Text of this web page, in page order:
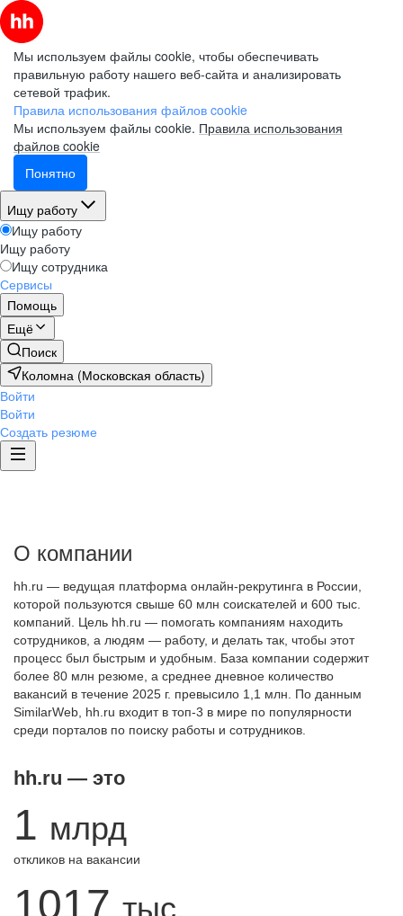
Мы используем файлы cookie, чтобы обеспечивать
правильную работу нашего веб-сайта и анализировать
сетевой трафик.
Правила использования файлов cookie
Мы используем файлы cookie. Правила использования
файлов cookie
Понятно
Ищу работу
Ищу работу
Ищу работу
Ищу сотрудника
Сервисы
Помощь
Ещё
Поиск
Коломна (Московская область)
Войти
Войти
Создать резюме
О компании
hh.ru — ведущая платформа онлайн-рекрутинга в России,
которой пользуются свыше 60 млн соискателей и 600 тыс.
компаний. Цель hh.ru — помогать компаниям находить
сотрудников, а людям — работу, и делать так, чтобы этот
процесс был быстрым и удобным. База компании содержит
более 80 млн резюме, а среднее дневное количество
вакансий в течение 2025 г. превысило 1,1 млн. По данным
SimilarWeb, hh.ru входит в топ-3 в мире по популярности
среди порталов по поиску работы и сотрудников.
hh.ru — это
1 млрд
откликов на вакансии
1017 тыс.